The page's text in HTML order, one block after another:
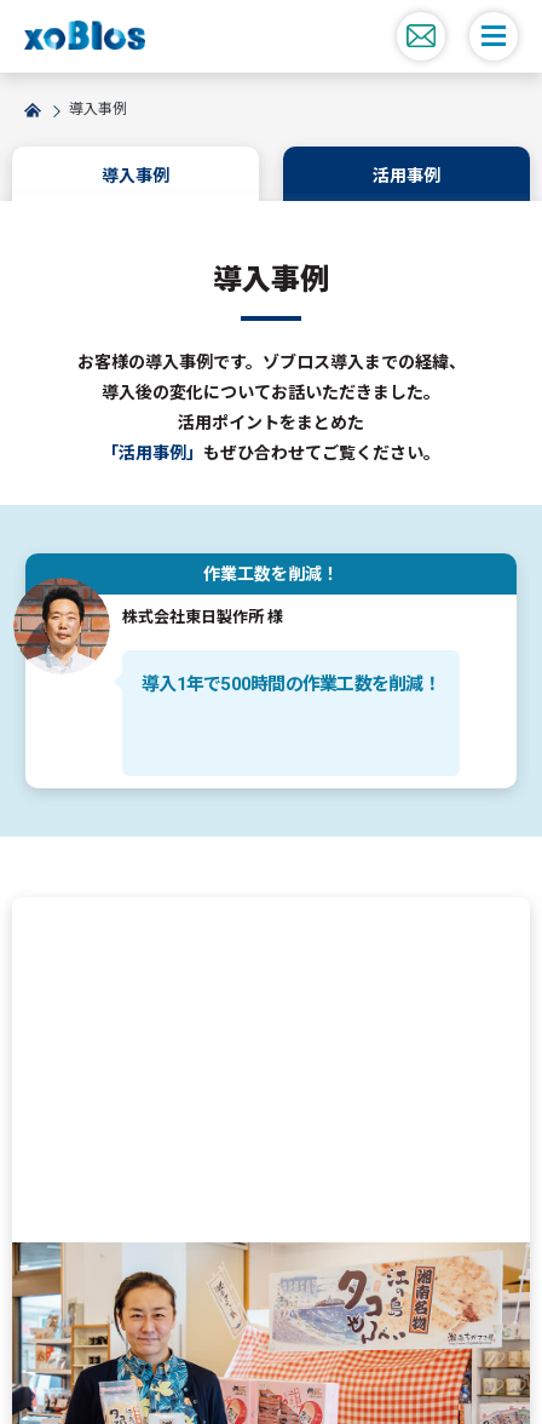
導入事例
導入事例 活用事例
導入事例
お客様の導入事例です。ゾブロス導入までの経緯、
導入後の変化についてお話いただきました。
活用ポイントをまとめた
「活用事例」 もぜひ合わせてご覧ください。
作業工数を削減！
株式会社東日製作所 様
導入1年で500時間の作業工数を削減！